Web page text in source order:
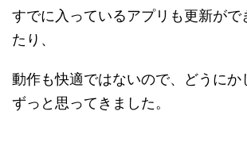
すでに入っているアプリも更新がで
たり、
動作も快適ではないので、どうにか
ずっと思ってきました。